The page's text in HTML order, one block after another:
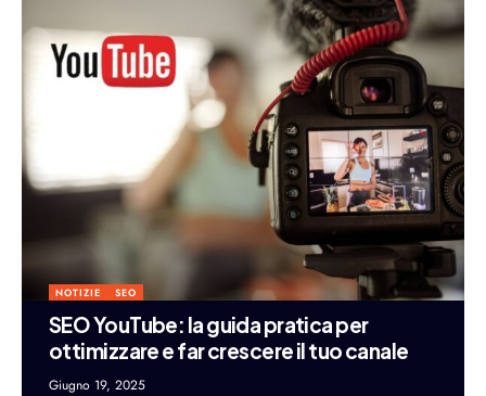
NOTIZIE SEO
SEO YouTube: la guida pratica per
ottimizzare e far crescere il tuo canale
Giugno 19, 2025